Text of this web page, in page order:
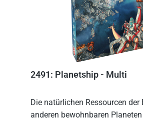
2491: Planetship - Multi
Die natürlichen Ressourcen der
anderen bewohnbaren